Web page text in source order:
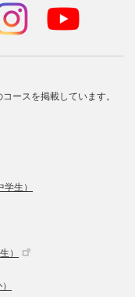
ースを掲載しています。
生）
）